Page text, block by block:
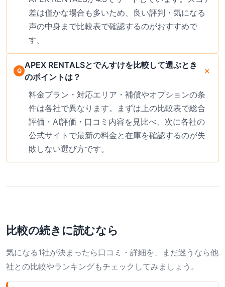
差は僅かな場合も多いため、良い評判・気になる
声の中身まで比較表で確認するのがおすすめで
す。
APEX RENTALSとでんすけを比較して選ぶとき
のポイントは？
料金プラン・対応エリア・補償やオプションの条
件は各社で異なります。まずは上の比較表で総合
評価・AI評価・口コミ内容を見比べ、次に各社の
公式サイトで最新の料金と在庫を確認するのが失
敗しない選び方です。
比較の続きに読むなら
気になる1社が決まったら口コミ・詳細を、まだ迷うなら他
社との比較やランキングもチェックしてみましょう。